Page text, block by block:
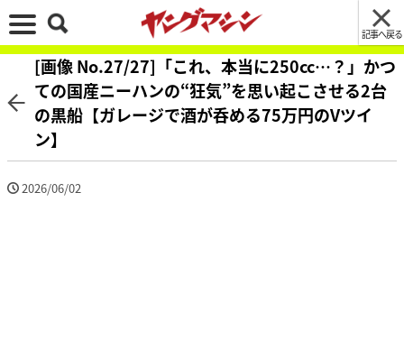
記事へ戻る
[画像 No.27/27]「これ、本当に250cc…？」かつ
ての国産ニーハンの“狂気”を思い起こさせる2台
の黒船【ガレージで酒が呑める75万円のVツイ
ン】
2026/06/02